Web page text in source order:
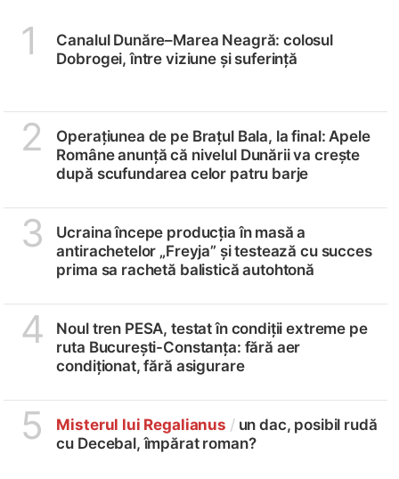
1
Canalul Dunăre–Marea Neagră: colosul
Dobrogei, între viziune și suferință
2
Operațiunea de pe Brațul Bala, la final: Apele
Române anunță că nivelul Dunării va crește
după scufundarea celor patru barje
3
Ucraina începe producția în masă a
antirachetelor „Freyja” și testează cu succes
prima sa rachetă balistică autohtonă
4
Noul tren PESA, testat în condiții extreme pe
ruta București-Constanța: fără aer
condiționat, fără asigurare
5 Misterul lui Regalianus /un dac, posibil rudă
cu Decebal, împărat roman?